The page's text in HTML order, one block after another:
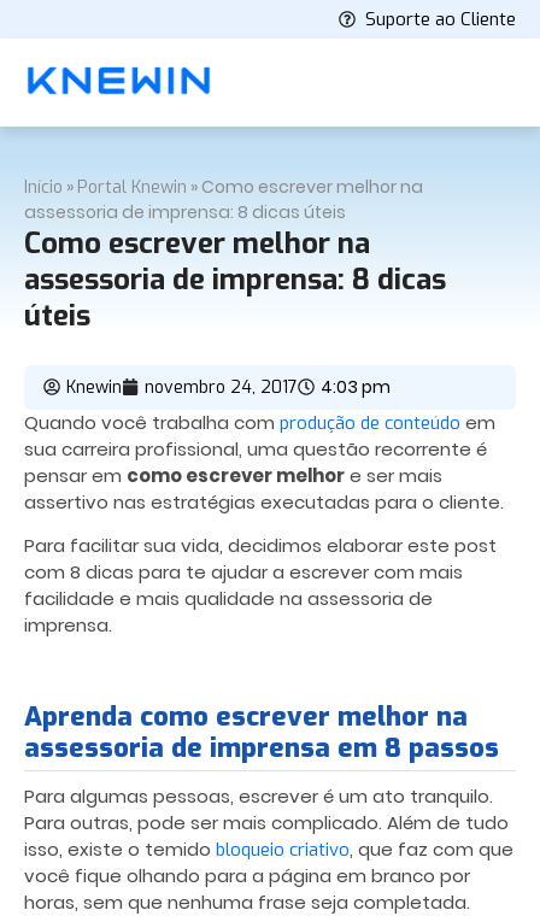
Suporte ao Cliente
Início » Portal Knewin » Como escrever melhor na
assessoria de imprensa: 8 dicas úteis
Como escrever melhor na
assessoria de imprensa: 8 dicas
úteis
Knewin novembro 24, 2017 4:03 pm
Quando você trabalha com produção de conteúdo em
sua carreira profissional, uma questão recorrente é
pensar em como escrever melhore ser mais
assertivo nas estratégias executadas para o cliente.
Para facilitar sua vida, decidimos elaborar este post
com 8 dicas para te ajudar a escrever com mais
facilidade e mais qualidade na assessoria de
imprensa.
Aprenda como escrever melhor na
assessoria de imprensa em 8 passos
Para algumas pessoas, escrever é um ato tranquilo.
Para outras, pode ser mais complicado. Além de tudo
isso, existe o temido bloqueio criativo, que faz com que
você fique olhando para a página em branco por
horas, sem que nenhuma frase seja completada.